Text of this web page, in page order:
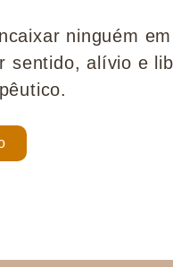
ninguém
sentido, alívio e